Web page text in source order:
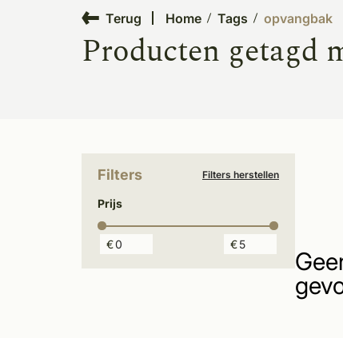
Terug Home Tags opvangbak
Producten getagd
Filters Filters herstellen
Prijs
€ €